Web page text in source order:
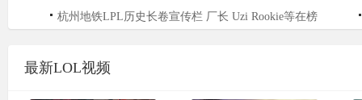
杭州地铁LPL历史长卷宣传栏 厂长 Uzi Rookie等在榜
最新LOL视频